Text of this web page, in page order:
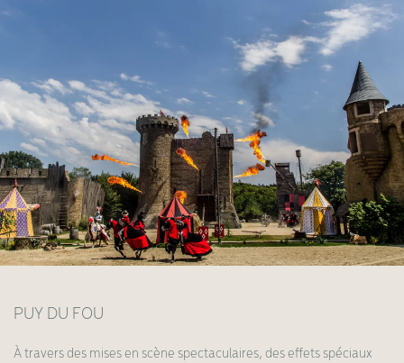
PUY DU FOU
À travers des mises en scène spectaculaires, des effets spéciaux